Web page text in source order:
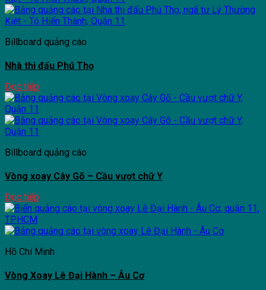
Billboard quảng cáo
Nhà thi đấu Phú Thọ
Đọc tiếp
Billboard quảng cáo
Vòng xoay Cây Gõ – Cầu vượt chữ Y
Đọc tiếp
Hồ Chí Minh
Vòng Xoay Lê Đại Hành – Âu Cơ